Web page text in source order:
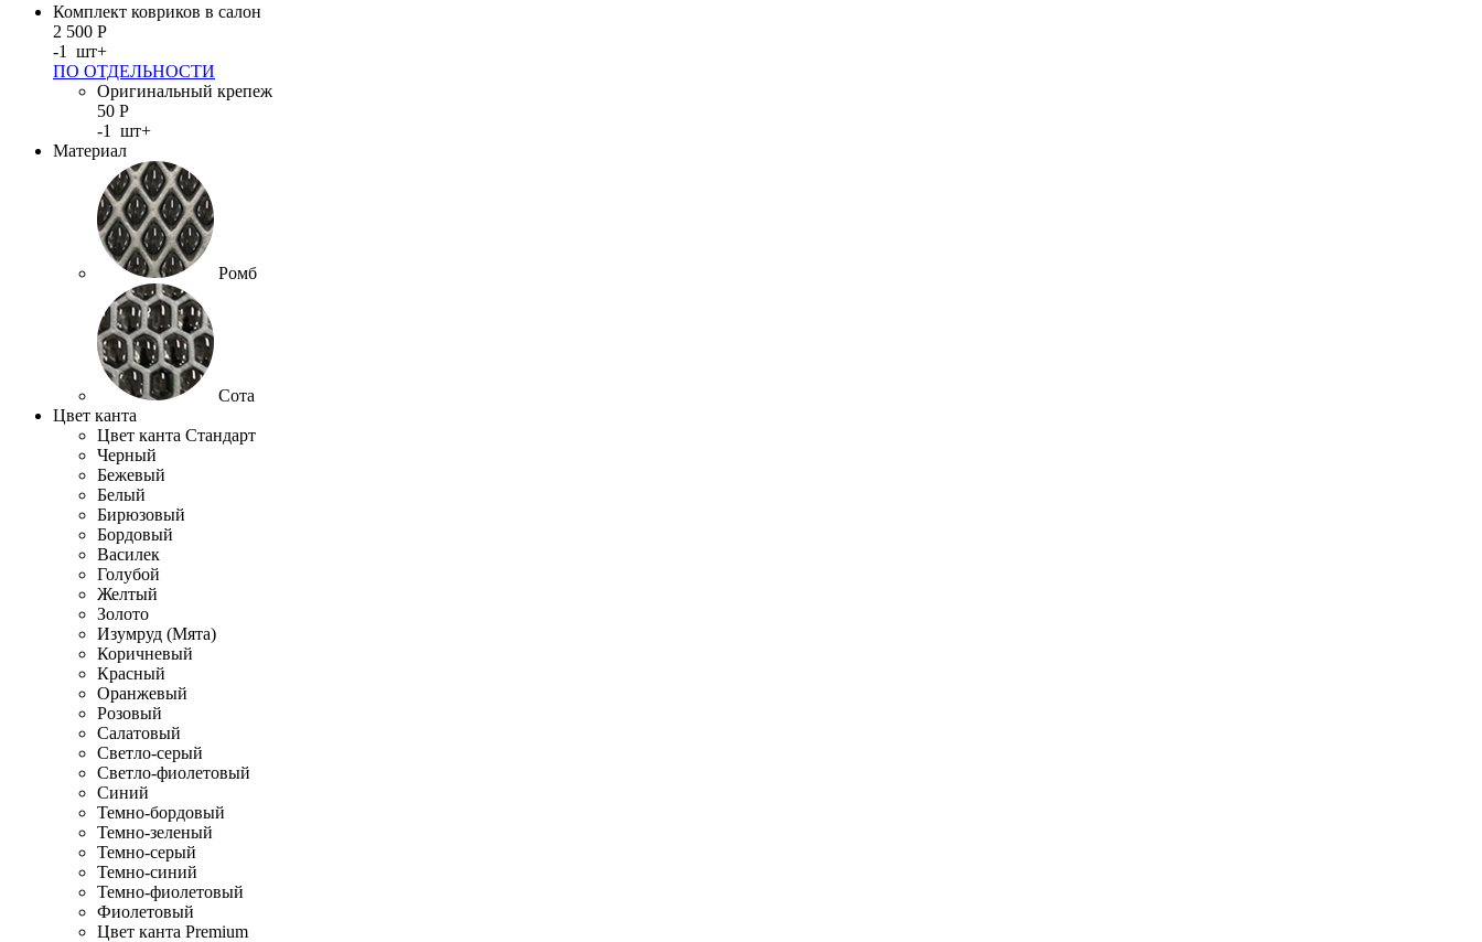
Комплект ковриков в салон
2 500 Р
-1 шт+
ПО ОТДЕЛЬНОСТИ
Оригинальный крепеж
50 Р
-1 шт+
Материал
Ромб
Сота
Цвет канта
Цвет канта Стандарт
Черный
Бежевый
Белый
Бирюзовый
Бордовый
Василек
Голубой
Желтый
Золото
Изумруд (Мята)
Коричневый
Красный
Оранжевый
Розовый
Салатовый
Светло-серый
Светло-фиолетовый
Синий
Темно-бордовый
Темно-зеленый
Темно-серый
Темно-синий
Темно-фиолетовый
Фиолетовый
Цвет канта Premium